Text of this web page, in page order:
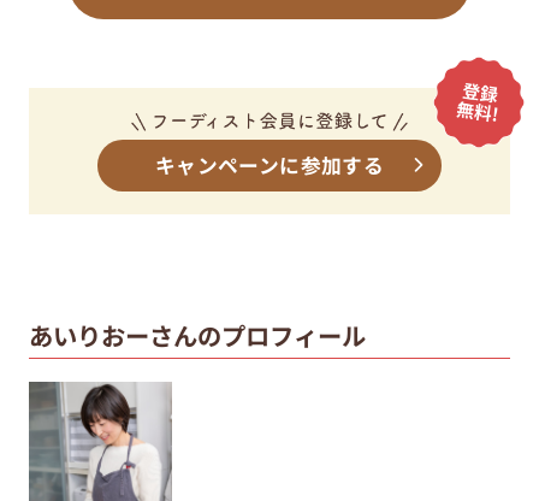
キャンペーンに参加する
あいりおーさんのプロフィール